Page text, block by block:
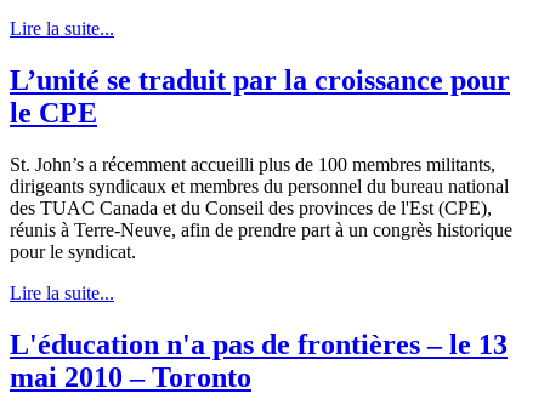
Lire la suite...
L’unité se traduit par la croissance pour
le CPE
St. John’s a récemment accueilli plus de 100 membres militants,
dirigeants syndicaux et membres du personnel du bureau national
des TUAC Canada et du Conseil des provinces de l'Est (CPE),
réunis à Terre-Neuve, afin de prendre part à un congrès historique
pour le syndicat.
Lire la suite...
L'éducation n'a pas de frontières – le 13
mai 2010 – Toronto